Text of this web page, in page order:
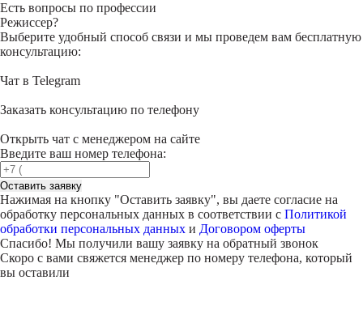
Есть вопросы по профессии
Режиссер?
Выберите удобный способ связи и мы проведем вам бесплатную
консультацию:
Чат в Telegram
Заказать консультацию по телефону
Открыть чат с менеджером на сайте
Введите ваш номер телефона:
Оставить заявку
Нажимая на кнопку "Оставить заявку", вы даете согласие на
обработку персональных данных в соответствии с Политикой
обработки персональных данных и Договором оферты
Спасибо! Мы получили вашу заявку на обратный звонок
Скоро с вами свяжется менеджер по номеру телефона, который
вы оставили